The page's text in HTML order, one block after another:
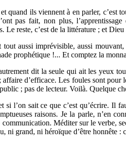
quand ils viennent à en parler, c’est
pas fait, non plus,
Le reste, c’est de la littérature ; et
aussi imprévisible, aussi
prophétique !... Et comptez la
dit la seule qui ait les yeux
d’efficace. Les foules sont pour
; pas de lecteur. Voilà. Quelque
si l’on sait ce que c’est qu’écrire.
raisons. Je la parle, n’en
Méditer sur le verbe,
grand, ni héroïque d’être honnête :